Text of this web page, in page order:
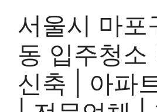
서울시 마포
동 입주청소
신축 | 아파